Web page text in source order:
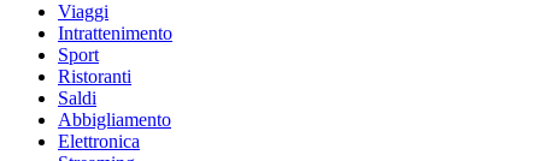
Viaggi
Intrattenimento
Sport
Ristoranti
Saldi
Abbigliamento
Elettronica